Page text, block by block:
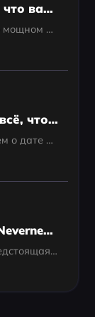
Дата выхода Rust Mobile: все, что вам нужно знать
В этой статье мы также расскажем о мощном ускорителе игр — LagoFast, который обеспечит вам плавный игровой процесс.
Дата выхода Chrono Odyssey: всё, что вам нужно знать
В этой статье мы подробно расскажем о дате выхода, графике закрытого бета-теста, особенностях игрового процесса, системных требованиях и способах улучшить ваш игровой опыт в Chrono Odyssey.
Подробности о дате выхода Neverness to Everness
Neverness to Everness (NTE) — это предстоящая action-RPG от Perfect World Games, действие которой разворачивается в захватывающем городском открытом мире, наполненном сверхъестественными элементами. Игра обещает уникальное сочетание элементов...